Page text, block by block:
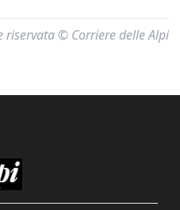
riservata © Corriere delle Alpi